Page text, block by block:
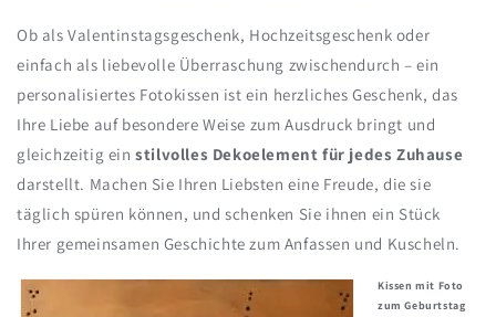
Ob als Valentinstagsgeschenk, Hochzeitsgeschenk oder
einfach als liebevolle Überraschung zwischendurch – ein
personalisiertes Fotokissen ist ein herzliches Geschenk, das
Ihre Liebe auf besondere Weise zum Ausdruck bringt und
gleichzeitig einstilvolles Dekoelement für jedes Zuhause
darstellt. Machen Sie Ihren Liebsten eine Freude, die sie
täglich spüren können, und schenken Sie ihnen ein Stück
Ihrer gemeinsamen Geschichte zum Anfassen und Kuscheln.
Kissen mit Foto
zum Geburtstag